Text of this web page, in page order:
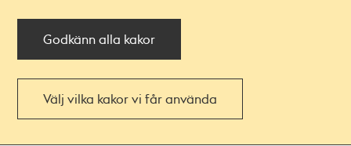
Godkänn alla kakor
Välj vilka kakor vi får använda